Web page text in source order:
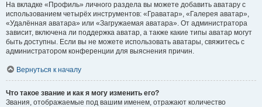
На вкладке «Профиль» личного раздела вы можете добавить аватару с
использованием четырёх инструментов: «Граватар», «Галерея аватар»,
«Удалённая аватара» или «Загружаемая аватара». От администратора
зависит, включена ли поддержка аватар, а также какие типы аватар могут
быть доступны. Если вы не можете использовать аватары, свяжитесь с
администратором конференции для выяснения причин.
Вернуться к началу
Что такое звание и как я могу изменить его?
Звания, отображаемые под вашим именем, отражают количество